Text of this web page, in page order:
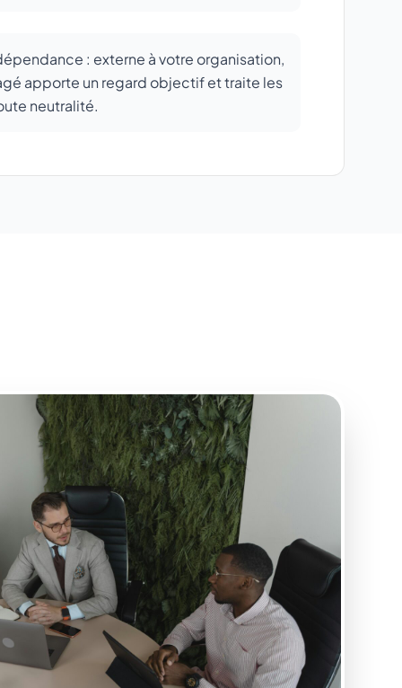
: externe à votre organisation,
apporte un regard objectif et traite les
neutralité.